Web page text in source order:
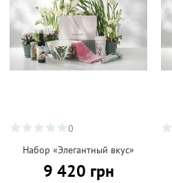
0
Набор «Элегантный вкус»
9 420 грн